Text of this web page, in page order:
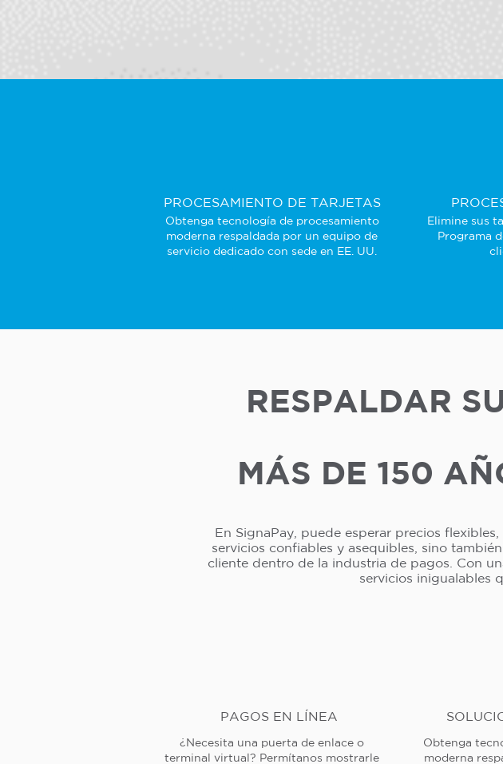
PROCESAMIENTO DE TARJETAS
Obtenga tecnología de procesamiento
moderna respaldada por un equipo de
servicio dedicado con sede en EE. UU.
Elimine sus
Programa
RESPALDAR
MÁS DE 150
En SignaPay, puede esperar precios
servicios confiables y asequibles, sino
cliente dentro de la industria de pagos. Con
servicios inigualables
PAGOS EN LÍNEA
¿Necesita una puerta de enlace o
terminal virtual? Permítanos mostrarle
Obtenga
moderna